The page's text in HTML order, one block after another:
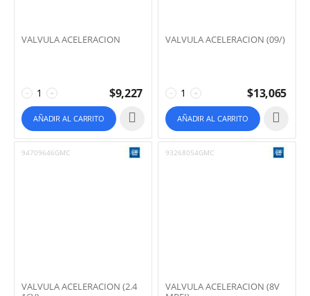
VALVULA ACELERACION
+
− $9,227
AÑADIR AL CARRITO
VALVULA ACELERACION (09/)
+
− $13,065
AÑADIR AL CARRITO
94709646GMC
VALVULA ACELERACION (2.4
93268054GMC
VALVULA ACELERACION (8V